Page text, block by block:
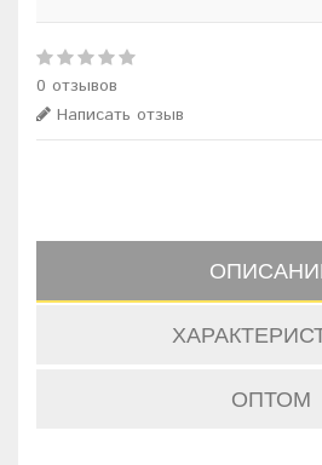
0 отзывов
Написать отзыв
ОПТОМ